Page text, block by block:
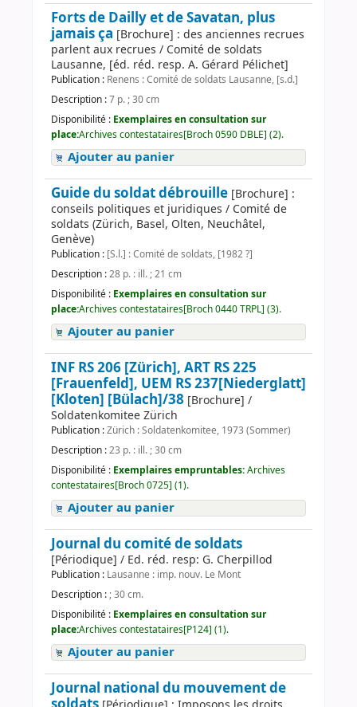
Forts de Dailly et de Savatan, plus
jamais ça [Brochure] : des anciennes recrues
parlent aux recrues / Comité de soldats
Lausanne, [éd. réd. resp. A. Gérard Pélichet]
Publication : Renens : Comité de soldats Lausanne, [s.d.]
Description :7 p. ; 30 cm
Disponibilité : Exemplaires en consultation sur
place:Archives contestataires[Broch 0590 DBLE] (2).
Ajouter au panier
Guide du soldat débrouille [Brochure] :
conseils politiques et juridiques / Comité de
soldats (Zürich, Basel, Olten, Neuchâtel,
Genève)
Publication : [S.l.] : Comité de soldats, [1982 ?]
Description :28 p. : ill. ; 21 cm
Disponibilité : Exemplaires en consultation sur
place:Archives contestataires[Broch 0440 TRPL] (3).
Ajouter au panier
INF RS 206 [Zürich], ART RS 225
[Frauenfeld], UEM RS 237[Niederglatt]
[Kloten] [Bülach]/38 [Brochure] /
Soldatenkomitee Zürich
Publication :Zürich : Soldatenkomitee, 1973 (Sommer)
Description :23 p. : ill. ; 30 cm
Disponibilité : Exemplaires empruntables:Archives
contestataires[Broch 0725] (1).
Ajouter au panier
Journal du comité de soldats
[Périodique] / Ed. réd. resp: G. Cherpillod
Publication : Lausanne : imp. nouv. Le Mont
Description :; 30 cm.
Disponibilité : Exemplaires en consultation sur
place:Archives contestataires[P124] (1).
Ajouter au panier
Journal national du mouvement de